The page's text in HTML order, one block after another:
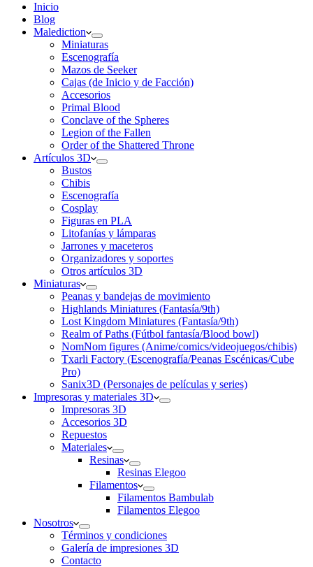
Inicio
Blog
Malediction
Miniaturas
Escenografía
Mazos de Seeker
Cajas (de Inicio y de Facción)
Accesorios
Primal Blood
Conclave of the Spheres
Legion of the Fallen
Order of the Shattered Throne
Artículos 3D
Bustos
Chibis
Escenografía
Cosplay
Figuras en PLA
Litofanías y lámparas
Jarrones y maceteros
Organizadores y soportes
Otros artículos 3D
Miniaturas
Peanas y bandejas de movimiento
Highlands Miniatures (Fantasía/9th)
Lost Kingdom Miniatures (Fantasía/9th)
Realm of Paths (Fútbol fantasía/Blood bowl)
NomNom figures (Anime/comics/videojuegos/chibis)
Txarli Factory (Escenografía/Peanas Escénicas/Cube
Pro)
Sanix3D (Personajes de películas y series)
Impresoras y materiales 3D
Impresoras 3D
Accesorios 3D
Repuestos
Materiales
Resinas
Resinas Elegoo
Filamentos
Filamentos Bambulab
Filamentos Elegoo
Nosotros
Términos y condiciones
Galería de impresiones 3D
Contacto